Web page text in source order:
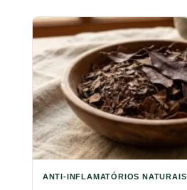
ANTI-INFLAMATÓRIOS NATURAIS